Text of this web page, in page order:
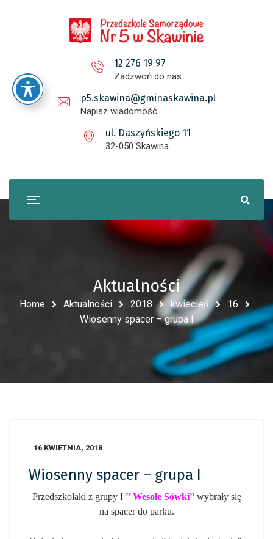
12 276 19 97
Zadzwoń do nas
p5.skawina@gminaskawina.pl
Napisz wiadomość
ul. Daszyńskiego 11
32-050 Skawina
Aktualności
Home Aktualności 2018 kwiecień
16
Wiosenny spacer – grupa I
16 KWIETNIA, 2018
Wiosenny spacer – grupa I
Przedszkolaki z grupy I ” Wesołe Sówki”wybrały się
na spacer do parku.